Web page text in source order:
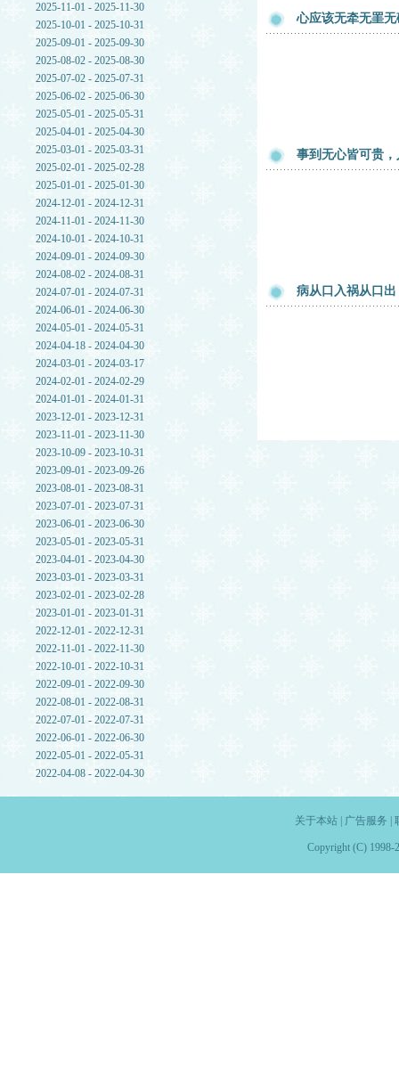
2025-11-01 - 2025-11-30
2025-10-01 - 2025-10-31
2025-09-01 - 2025-09-30
2025-08-02 - 2025-08-30
2025-07-02 - 2025-07-31
2025-06-02 - 2025-06-30
2025-05-01 - 2025-05-31
2025-04-01 - 2025-04-30
2025-03-01 - 2025-03-31
2025-02-01 - 2025-02-28
2025-01-01 - 2025-01-30
2024-12-01 - 2024-12-31
2024-11-01 - 2024-11-30
2024-10-01 - 2024-10-31
2024-09-01 - 2024-09-30
2024-08-02 - 2024-08-31
2024-07-01 - 2024-07-31
2024-06-01 - 2024-06-30
2024-05-01 - 2024-05-31
2024-04-18 - 2024-04-30
2024-03-01 - 2024-03-17
2024-02-01 - 2024-02-29
2024-01-01 - 2024-01-31
2023-12-01 - 2023-12-31
2023-11-01 - 2023-11-30
2023-10-09 - 2023-10-31
2023-09-01 - 2023-09-26
2023-08-01 - 2023-08-31
2023-07-01 - 2023-07-31
2023-06-01 - 2023-06-30
2023-05-01 - 2023-05-31
2023-04-01 - 2023-04-30
2023-03-01 - 2023-03-31
2023-02-01 - 2023-02-28
2023-01-01 - 2023-01-31
2022-12-01 - 2022-12-31
2022-11-01 - 2022-11-30
2022-10-01 - 2022-10-31
2022-09-01 - 2022-09-30
2022-08-01 - 2022-08-31
2022-07-01 - 2022-07-31
2022-06-01 - 2022-06-30
2022-05-01 - 2022-05-31
2022-04-08 - 2022-04-30
心应该无牵无罣无
事到无心皆可贵
病从口入祸从口出
关于本站| 广告服务
Copyright (C) 1998-